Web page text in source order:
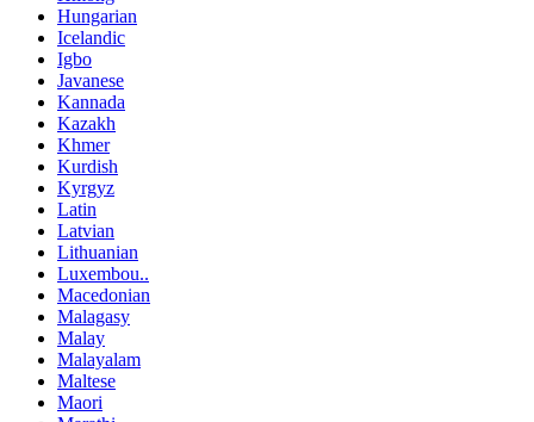
Hungarian
Icelandic
Igbo
Javanese
Kannada
Kazakh
Khmer
Kurdish
Kyrgyz
Latin
Latvian
Lithuanian
Luxembou..
Macedonian
Malagasy
Malay
Malayalam
Maltese
Maori